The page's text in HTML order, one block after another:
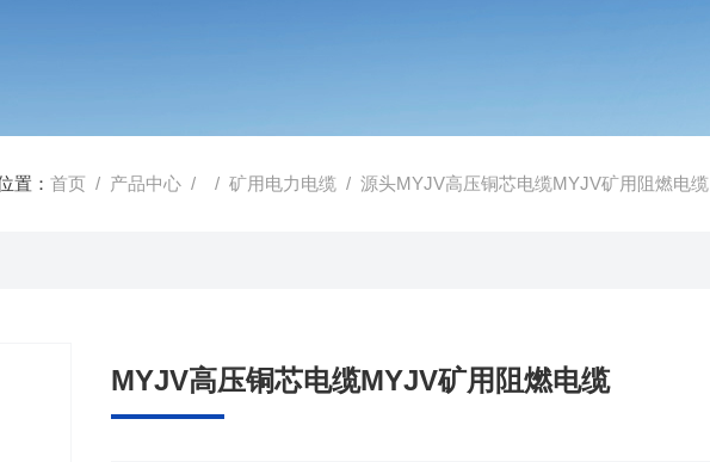
置：首页 / 产品中心 / /矿用电力电缆 / 源头MYJV高压铜芯电缆MYJV矿用阻燃电缆
MYJV高压铜芯电缆MYJV矿用阻燃电缆